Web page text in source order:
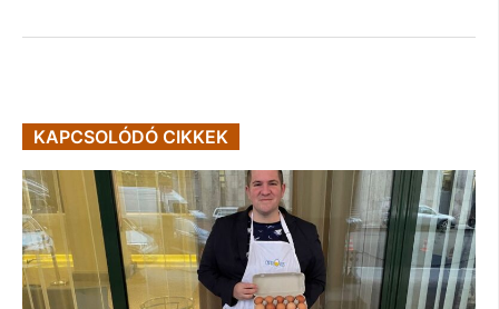
KAPCSOLÓDÓ CIKKEK